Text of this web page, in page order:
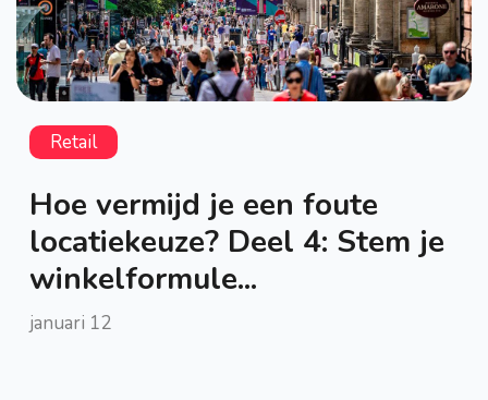
Retail
Hoe vermijd je een foute
locatiekeuze? Deel 4: Stem je
winkelformule...
januari 12